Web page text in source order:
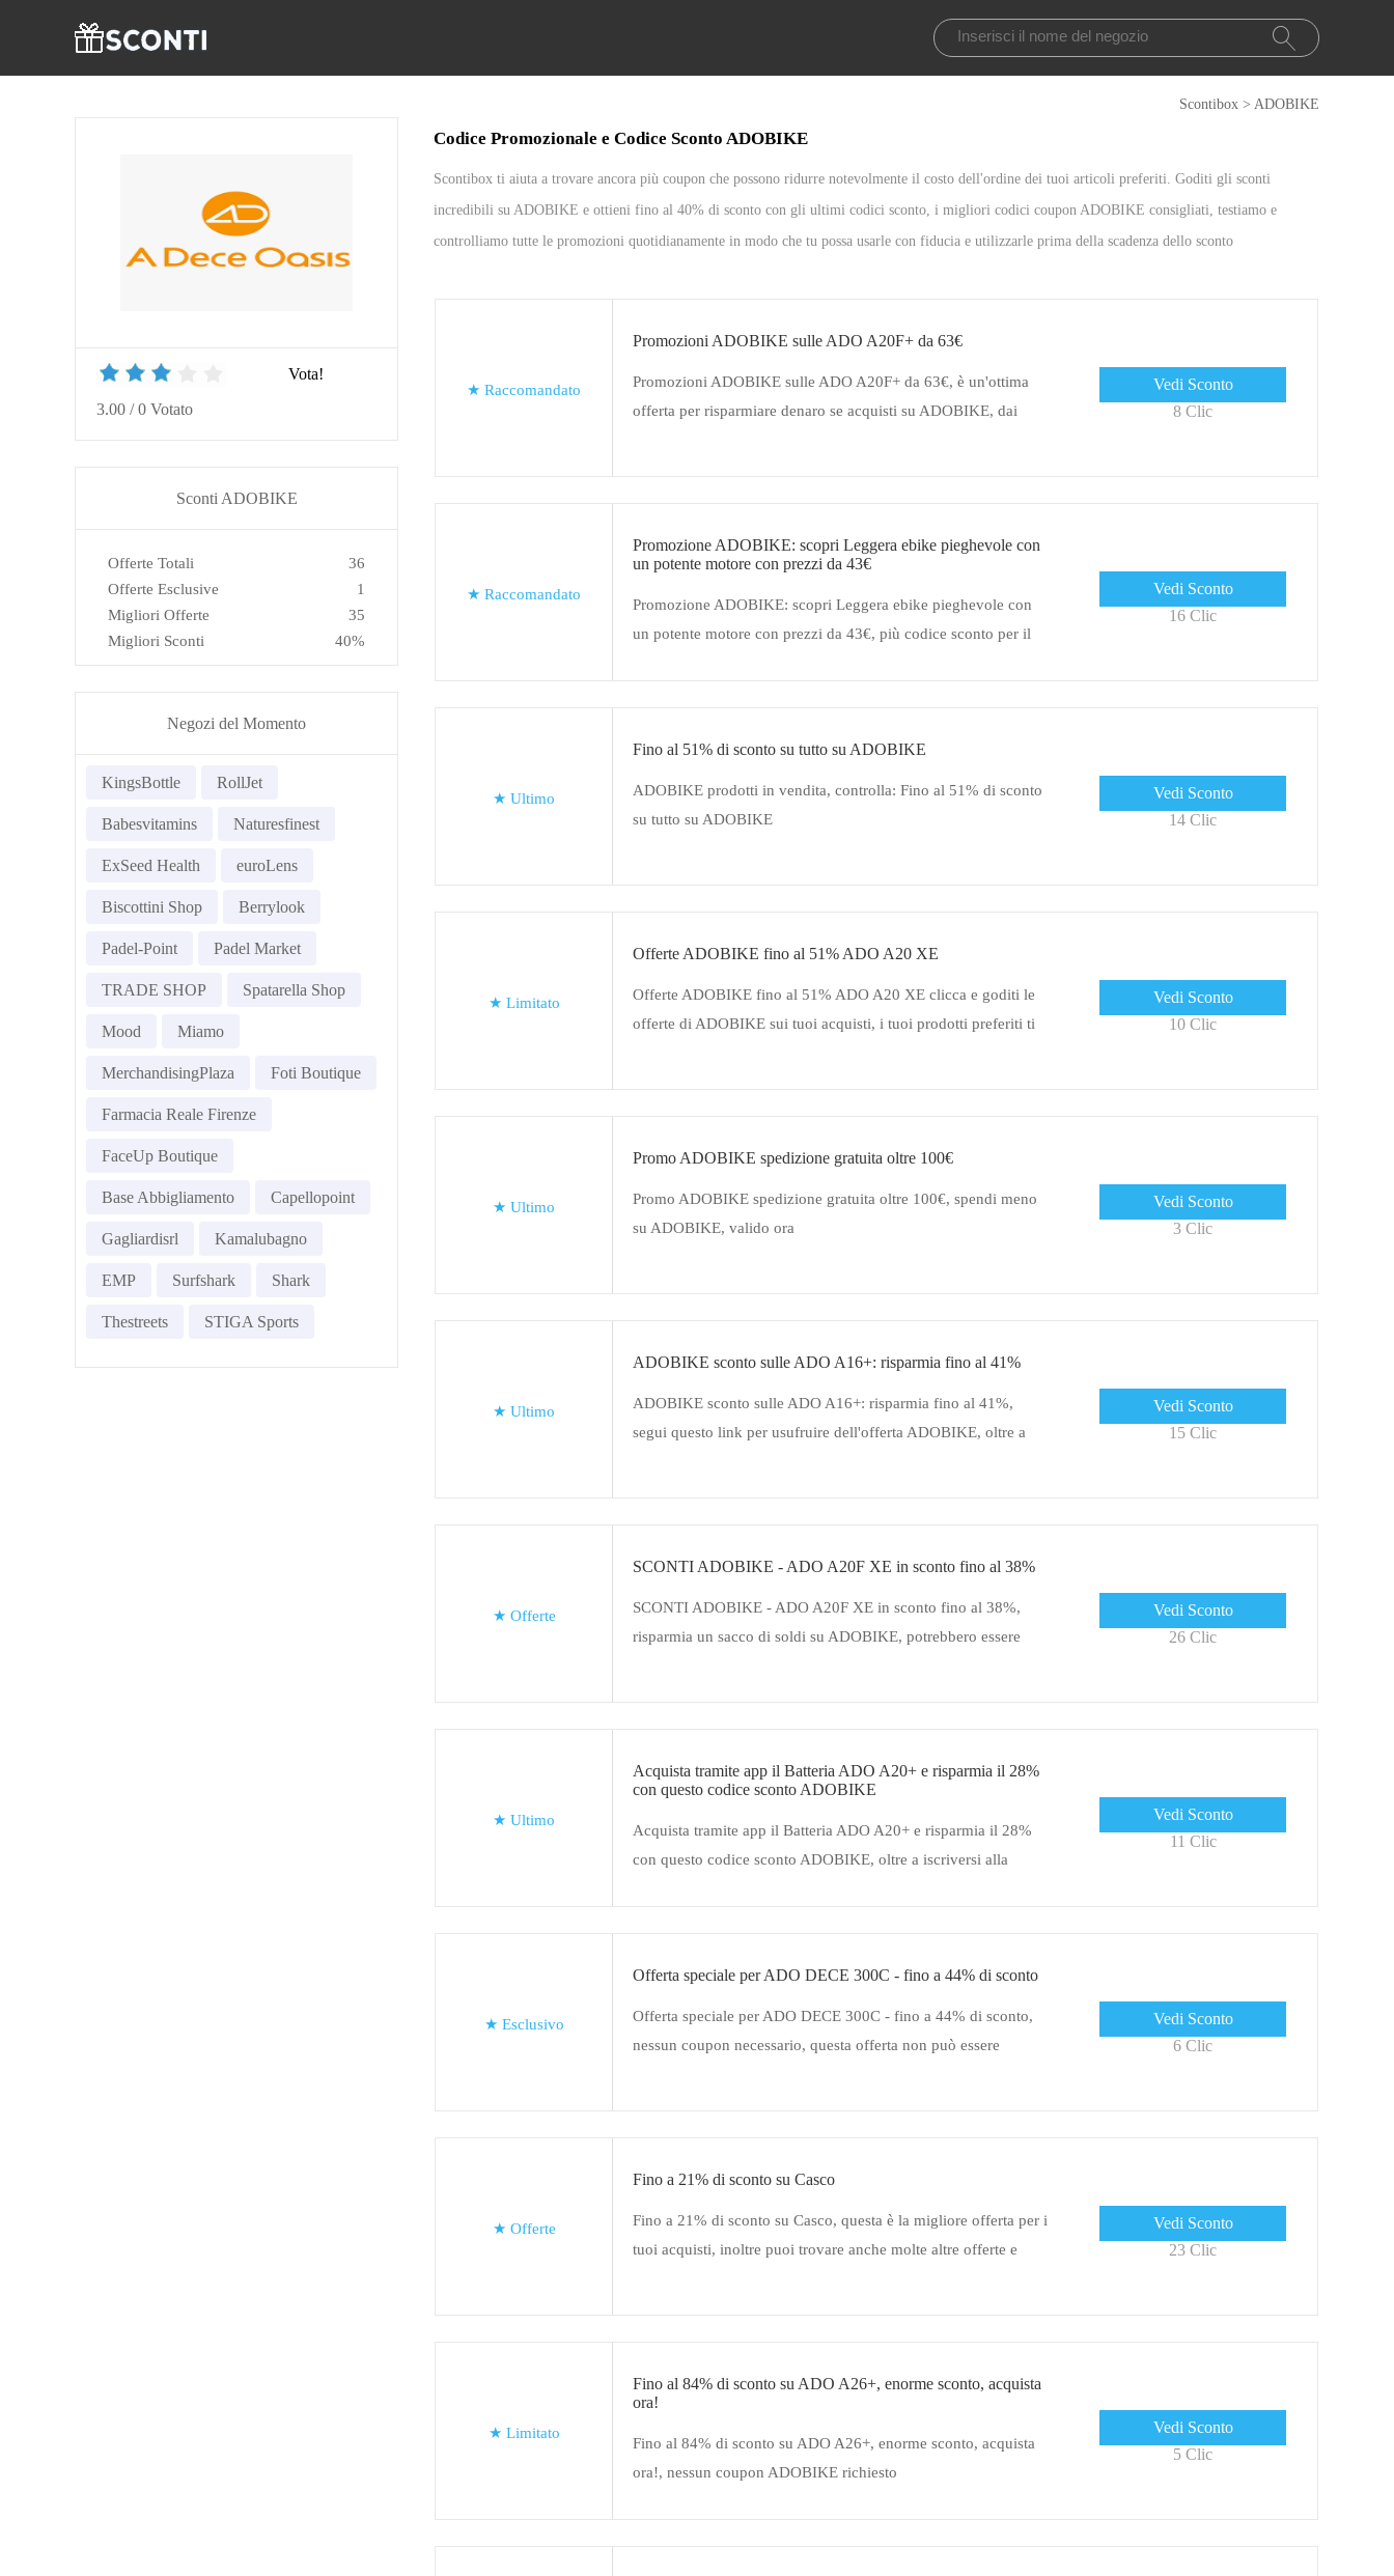
Scontibox > ADOBIKE
Vota!
3.00 / 0 Votato
Sconti ADOBIKE
Offerte Totali
36
Offerte Esclusive
1
Migliori Offerte
35
Migliori Sconti
40%
Negozi del Momento
KingsBottle RollJet
Babesvitamins Naturesfinest
ExSeed Health euroLens
Biscottini Shop Berrylook
Padel-Point Padel Market
TRADE SHOP Spatarella Shop
Mood Miamo
MerchandisingPlaza Foti Boutique
Farmacia Reale Firenze
FaceUp Boutique
Base Abbigliamento Capellopoint
Gagliardisrl Kamalubagno
EMP Surfshark Shark
Thestreets STIGA Sports
Codice Promozionale e Codice Sconto ADOBIKE
Scontibox ti aiuta a trovare ancora più coupon che possono ridurre notevolmente il costo dell'ordine dei tuoi articoli preferiti. Goditi gli sconti
incredibili su ADOBIKE e ottieni fino al 40% di sconto con gli ultimi codici sconto, i migliori codici coupon ADOBIKE consigliati, testiamo e
controlliamo tutte le promozioni quotidianamente in modo che tu possa usarle con fiducia e utilizzarle prima della scadenza dello sconto
★ Raccomandato
Promozioni ADOBIKE sulle ADO A20F+ da 63€
Promozioni ADOBIKE sulle ADO A20F+ da 63€, è un'ottima
offerta per risparmiare denaro se acquisti su ADOBIKE, dai
Vedi Sconto
8 Clic
★ Raccomandato
Promozione ADOBIKE: scopri Leggera ebike pieghevole con
un potente motore con prezzi da 43€
Promozione ADOBIKE: scopri Leggera ebike pieghevole con
un potente motore con prezzi da 43€, più codice sconto per il
Vedi Sconto
16 Clic
★ Ultimo
Fino al 51% di sconto su tutto su ADOBIKE
ADOBIKE prodotti in vendita, controlla: Fino al 51% di sconto
su tutto su ADOBIKE
Vedi Sconto
14 Clic
★ Limitato
Offerte ADOBIKE fino al 51% ADO A20 XE
Offerte ADOBIKE fino al 51% ADO A20 XE clicca e goditi le
offerte di ADOBIKE sui tuoi acquisti, i tuoi prodotti preferiti ti
Vedi Sconto
10 Clic
★ Ultimo
Promo ADOBIKE spedizione gratuita oltre 100€
Promo ADOBIKE spedizione gratuita oltre 100€, spendi meno
su ADOBIKE, valido ora
Vedi Sconto
3 Clic
★ Ultimo
ADOBIKE sconto sulle ADO A16+: risparmia fino al 41%
ADOBIKE sconto sulle ADO A16+: risparmia fino al 41%,
segui questo link per usufruire dell'offerta ADOBIKE, oltre a
Vedi Sconto
15 Clic
★ Offerte
SCONTI ADOBIKE - ADO A20F XE in sconto fino al 38%
SCONTI ADOBIKE - ADO A20F XE in sconto fino al 38%,
risparmia un sacco di soldi su ADOBIKE, potrebbero essere
Vedi Sconto
26 Clic
★ Ultimo
Acquista tramite app il Batteria ADO A20+ e risparmia il 28%
con questo codice sconto ADOBIKE
Acquista tramite app il Batteria ADO A20+ e risparmia il 28%
con questo codice sconto ADOBIKE, oltre a iscriversi alla
Vedi Sconto
11 Clic
★ Esclusivo
Offerta speciale per ADO DECE 300C - fino a 44% di sconto
Offerta speciale per ADO DECE 300C - fino a 44% di sconto,
nessun coupon necessario, questa offerta non può essere
Vedi Sconto
6 Clic
★ Offerte
Fino a 21% di sconto su Casco
Fino a 21% di sconto su Casco, questa è la migliore offerta per i
tuoi acquisti, inoltre puoi trovare anche molte altre offerte e
Vedi Sconto
23 Clic
★ Limitato
Fino al 84% di sconto su ADO A26+, enorme sconto, acquista
ora!
Fino al 84% di sconto su ADO A26+, enorme sconto, acquista
ora!, nessun coupon ADOBIKE richiesto
Vedi Sconto
5 Clic